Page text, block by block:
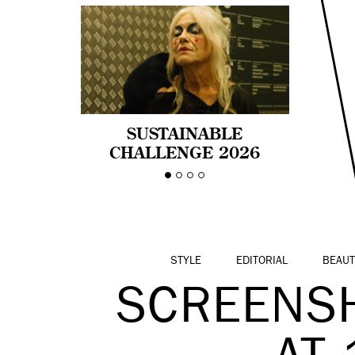
SUSTAINABLE
CHALLENGE 2026
CELEBRA LA
STYLE EDITORIAL